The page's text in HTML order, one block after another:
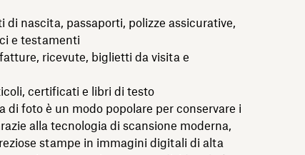
di nascita, passaporti, polizze assicurative,
e testamenti
ricevute, biglietti da visita e
certificati e libri di testo
di foto è un modo popolare per conservare i
alla tecnologia di scansione moderna,
stampe in immagini digitali di alta